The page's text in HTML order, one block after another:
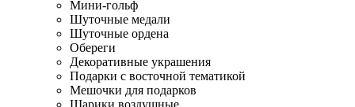
Мини-гольф
Шуточные медали
Шуточные ордена
Обереги
Декоративные украшения
Подарки с восточной тематикой
Мешочки для подарков
Шарики воздушные